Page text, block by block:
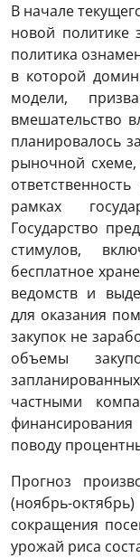
В начале
новой политике
политика
в которой
модели,
вмешательство
планировалось
рыночной
рамках
Государство
стимулов,
бесплатное
ведомств и
для оказания
закупок не
объемы
частными
поводу
Прогноз
(ноябрь-
сокращения
урожай риса